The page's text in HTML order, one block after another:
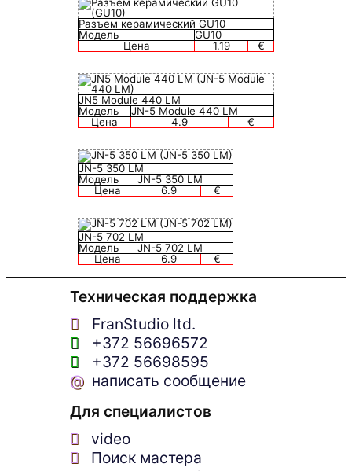
Разъем керамический GU10
Модель
GU10
Цена
1.19 €
JN5 Module 440 LM
Модель
JN-5 Module 440 LM
Цена
4.9 €
JN-5 350 LM
Модель
JN-5 350 LM
Цена
6.9 €
JN-5 702 LM
Модель
JN-5 702 LM
Цена
6.9 €
Техническая поддержка
FranStudio ltd.
+372 56696572
+372 56698595
@ написать сообщение
Для специалистов
video
Поиск мастера